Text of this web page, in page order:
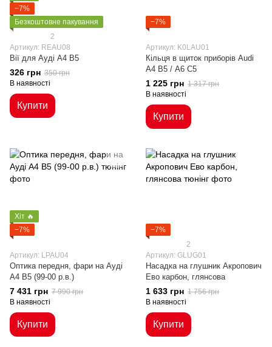
−7%
Безкоштовне пакування
2
Артикул: REAU08
Вії для Ауді А4 B5
326 грн 350 грн
В наявності
Купити
−7%
Артикул: K0LAU01
Кільця в щиток приборів Audi
А4 B5 / А6 C5
1 225 грн 1 317 грн
В наявності
Купити
Хіт 🔥
−7%
Артикул: LPAU04
Оптика передня, фари на Ауді
A4 B5 (99-00 р.в.)
7 431 грн 7 990 грн
В наявності
Купити
−7%
2
Артикул: GLUG01
Насадка на глушник Акропович
Ево карбон, глянсова
1 633 грн 1 756 грн
В наявності
Купити